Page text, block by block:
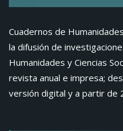
Cuadernos de
la difusión de
Humanidades y Ciencias
revista anual e impresa;
versión digital y a partir de